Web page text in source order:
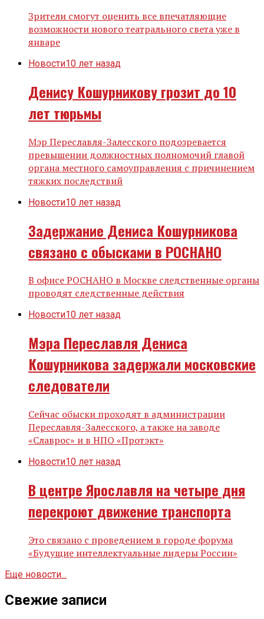
Зрители смогут оценить все впечатляющие
возможности нового театрального света уже в
январе
Новости10 лет назад
Денису Кошурникову грозит до 10
лет тюрьмы
Мэр Переславля-Залесского подозревается
превышении должностных полномочий главой
органа местного самоуправления с причинением
тяжких последствий
Новости10 лет назад
Задержание Дениса Кошурникова
связано с обысками в РОСНАНО
В офисе РОСНАНО в Москве следственные органы
проводят следственные действия
Новости10 лет назад
Мэра Переславля Дениса
Кошурникова задержали московские
следователи
Сейчас обыски проходят в администрации
Переславля-Залесского, а также на заводе
«Славрос» и в НПО «Протэкт»
Новости10 лет назад
В центре Ярославля на четыре дня
перекроют движение транспорта
Это связано с проведением в городе форума
«Будущие интеллектуальные лидеры России»
Еще новости...
Свежие записи